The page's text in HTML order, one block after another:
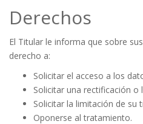
Derechos
El Titular le informa que sobre
derecho a:
Solicitar el acceso a los
Solicitar una rectificación o
Solicitar la limitación de su
Oponerse al tratamiento.